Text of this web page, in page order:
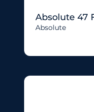
Absolute 47
Absolute